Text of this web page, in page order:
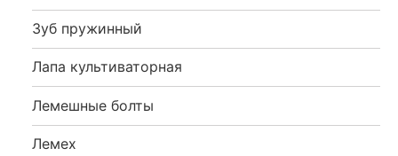
Зуб пружинный
Лапа культиваторная
Лемешные болты
Лемех